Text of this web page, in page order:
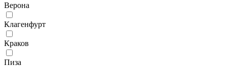
Верона
Клагенфурт
Краков
Пиза